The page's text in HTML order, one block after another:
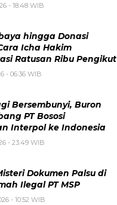
- 18:48 WIB
hingga Donasi
Icha Hakim
Ratusan Ribu Pengikut
- 06:36 WIB
Bersembunyi, Buron
PT Bososi
Interpol ke Indonesia
- 23:49 WIB
Dokumen Palsu di
Ilegal PT MSP
- 10:52 WIB